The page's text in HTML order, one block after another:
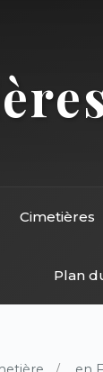
Cimetières
Plan